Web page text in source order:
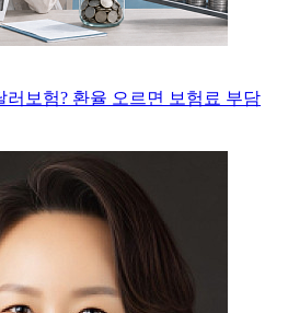
러보험? 환율 오르면 보험료 부담